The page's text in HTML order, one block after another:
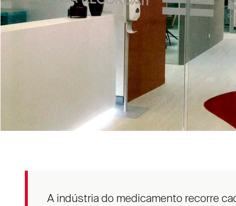
A indústria do medicamento recorre